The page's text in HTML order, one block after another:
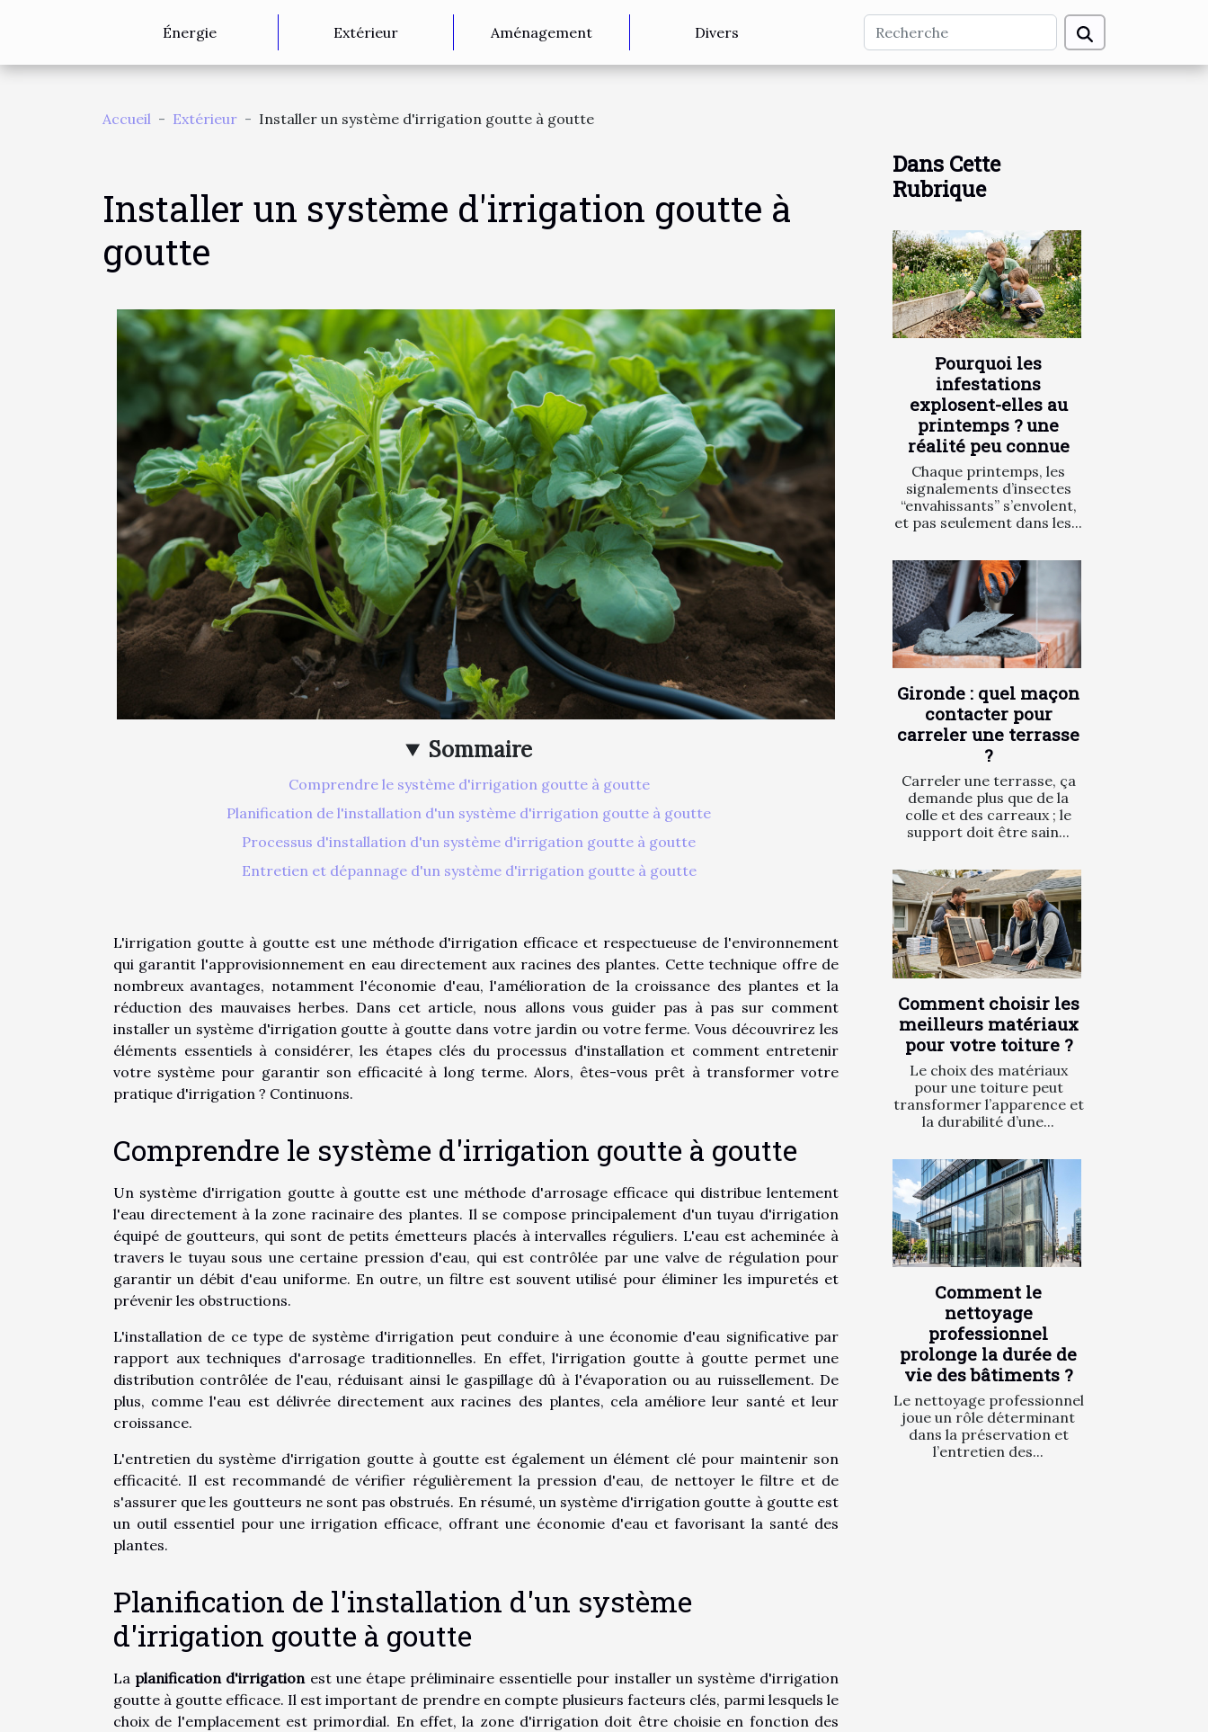
Énergie Extérieur Aménagement Divers
Accueil Extérieur Installer un système d'irrigation goutte à goutte
Installer un système d'irrigation goutte à
goutte
Sommaire
Comprendre le système d'irrigation goutte à goutte
Planification de l'installation d'un système d'irrigation goutte à goutte
Processus d'installation d'un système d'irrigation goutte à goutte
Entretien et dépannage d'un système d'irrigation goutte à goutte
L'irrigation goutte à goutte est une méthode d'irrigation efficace et respectueuse de l'environnement
qui garantit l'approvisionnement en eau directement aux racines des plantes. Cette technique offre de
nombreux avantages, notamment l'économie d'eau, l'amélioration de la croissance des plantes et la
réduction des mauvaises herbes. Dans cet article, nous allons vous guider pas à pas sur comment
installer un système d'irrigation goutte à goutte dans votre jardin ou votre ferme. Vous découvrirez les
éléments essentiels à considérer, les étapes clés du processus d'installation et comment entretenir
votre système pour garantir son efficacité à long terme. Alors, êtes-vous prêt à transformer votre
pratique d'irrigation ? Continuons.
Comprendre le système d'irrigation goutte à goutte
Un système d'irrigation goutte à goutte est une méthode d'arrosage efficace qui distribue lentement
l'eau directement à la zone racinaire des plantes. Il se compose principalement d'un tuyau d'irrigation
équipé de goutteurs, qui sont de petits émetteurs placés à intervalles réguliers. L'eau est acheminée à
travers le tuyau sous une certaine pression d'eau, qui est contrôlée par une valve de régulation pour
garantir un débit d'eau uniforme. En outre, un filtre est souvent utilisé pour éliminer les impuretés et
prévenir les obstructions.
L'installation de ce type de système d'irrigation peut conduire à une économie d'eau significative par
rapport aux techniques d'arrosage traditionnelles. En effet, l'irrigation goutte à goutte permet une
distribution contrôlée de l'eau, réduisant ainsi le gaspillage dû à l'évaporation ou au ruissellement. De
plus, comme l'eau est délivrée directement aux racines des plantes, cela améliore leur santé et leur
croissance.
L'entretien du système d'irrigation goutte à goutte est également un élément clé pour maintenir son
efficacité. Il est recommandé de vérifier régulièrement la pression d'eau, de nettoyer le filtre et de
s'assurer que les goutteurs ne sont pas obstrués. En résumé, un système d'irrigation goutte à goutte est
un outil essentiel pour une irrigation efficace, offrant une économie d'eau et favorisant la santé des
plantes.
Planification de l'installation d'un système
d'irrigation goutte à goutte
La planification d'irrigationest une étape préliminaire essentielle pour installer un système d'irrigation
goutte à goutte efficace. Il est important de prendre en compte plusieurs facteurs clés, parmi lesquels le
choix de l'emplacement est primordial. En effet, la zone d'irrigation doit être choisie en fonction des
Dans Cette
Rubrique
Pourquoi les
infestations
explosent-elles au
printemps ? une
réalité peu connue
Chaque printemps, les
signalements d’insectes
“envahissants” s’envolent,
et pas seulement dans les...
Gironde : quel maçon
contacter pour
carreler une terrasse
?
Carreler une terrasse, ça
demande plus que de la
colle et des carreaux ; le
support doit être sain...
Comment choisir les
meilleurs matériaux
pour votre toiture ?
Le choix des matériaux
pour une toiture peut
transformer l’apparence et
la durabilité d’une...
Comment le
nettoyage
professionnel
prolonge la durée de
vie des bâtiments ?
Le nettoyage professionnel
joue un rôle déterminant
dans la préservation et
l’entretien des...